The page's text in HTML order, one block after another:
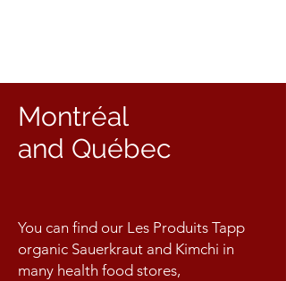
Montréal
and Québec
You can find our Les Produits Tapp
organic Sauerkraut and Kimchi in
many health food stores,